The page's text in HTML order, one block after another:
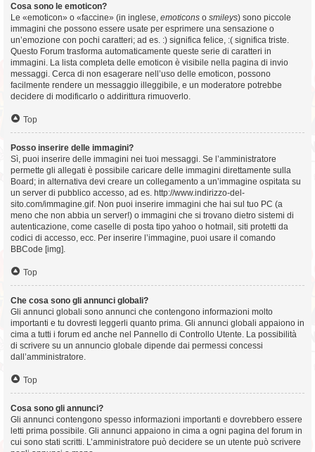
Cosa sono le emoticon?
Le «emoticon» o «faccine» (in inglese, emoticons o smileys) sono piccole
immagini che possono essere usate per esprimere una sensazione o
un’emozione con pochi caratteri; ad es. :) significa felice, :( significa triste.
Questo Forum trasforma automaticamente queste serie di caratteri in
immagini. La lista completa delle emoticon è visibile nella pagina di invio
messaggi. Cerca di non esagerare nell’uso delle emoticon, possono
facilmente rendere un messaggio illeggibile, e un moderatore potrebbe
decidere di modificarlo o addirittura rimuoverlo.
Top
Posso inserire delle immagini?
Sì, puoi inserire delle immagini nei tuoi messaggi. Se l’amministratore
permette gli allegati è possibile caricare delle immagini direttamente sulla
Board; in alternativa devi creare un collegamento a un’immagine ospitata su
un server di pubblico accesso, ad es. http://www.indirizzo-del-
sito.com/immagine.gif. Non puoi inserire immagini che hai sul tuo PC (a
meno che non abbia un server!) o immagini che si trovano dietro sistemi di
autenticazione, come caselle di posta tipo yahoo o hotmail, siti protetti da
codici di accesso, ecc. Per inserire l’immagine, puoi usare il comando
BBCode [img].
Top
Che cosa sono gli annunci globali?
Gli annunci globali sono annunci che contengono informazioni molto
importanti e tu dovresti leggerli quanto prima. Gli annunci globali appaiono in
cima a tutti i forum ed anche nel Pannello di Controllo Utente. La possibilità
di scrivere su un annuncio globale dipende dai permessi concessi
dall’amministratore.
Top
Cosa sono gli annunci?
Gli annunci contengono spesso informazioni importanti e dovrebbero essere
letti prima possibile. Gli annunci appaiono in cima a ogni pagina del forum in
cui sono stati scritti. L’amministratore può decidere se un utente può scrivere